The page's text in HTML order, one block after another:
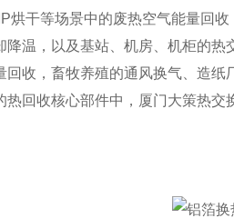
烘干等场景中的废热空气能量回
降温，以及基站、机房、机柜的
回收，畜牧养殖的通风换气、造
回收核心部件中，厦门大策热交